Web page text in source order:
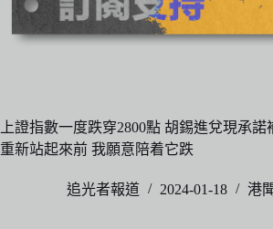
上證指數一度跌穿2800點 胡錫進兌現承諾
重新站起來前 我願意陪着它跌
追光者報道 2024-01-18 港